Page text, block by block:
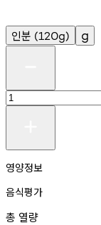
인분 (120g) g
영양정보
음식평가
총 열량